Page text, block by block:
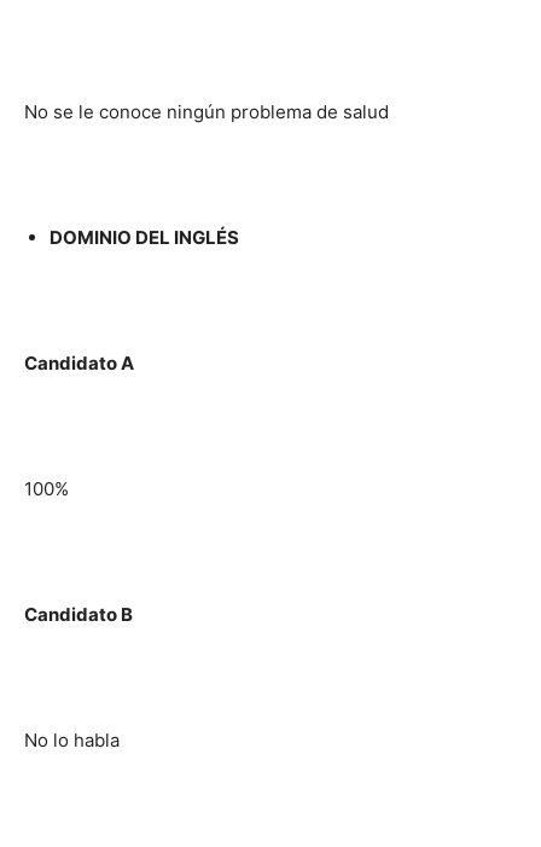
No se le conoce ningún problema de salud
DOMINIO DEL INGLÉS
Candidato A
100%
Candidato B
No lo habla